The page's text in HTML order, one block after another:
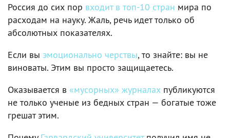
Россия до сих пор входит в топ-10 стран мира по
расходам на науку. Жаль, речь идет только об
абсолютных показателях.
Если вы эмоционально черствы, то знайте: вы не
виноваты. Этим вы просто защищаетесь.
Оказывается в «мусорных» журналах публикуются
не только ученые из бедных стран — богатые тоже
грешат этим.